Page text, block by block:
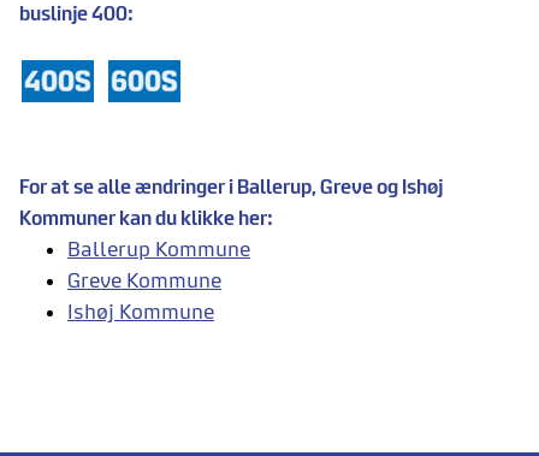
buslinje 400:
For at se alle ændringer i Ballerup, Greve og Ishøj
Kommuner kan du klikke her:
Ballerup Kommune
Greve Kommune
Ishøj Kommune